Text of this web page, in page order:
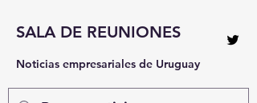
SALA DE REUNIONES
Noticias empresariales de Uruguay